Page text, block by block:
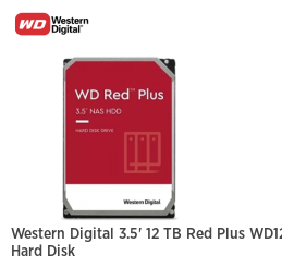
Western Digital 3.5' 12 TB Red Plus
Hard Disk